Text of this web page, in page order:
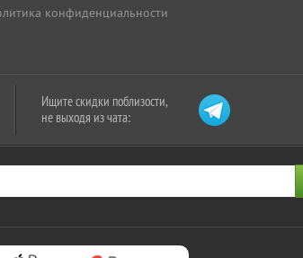
конфиденциальности
Ищите скидки поблизости,
не выходя из чата: